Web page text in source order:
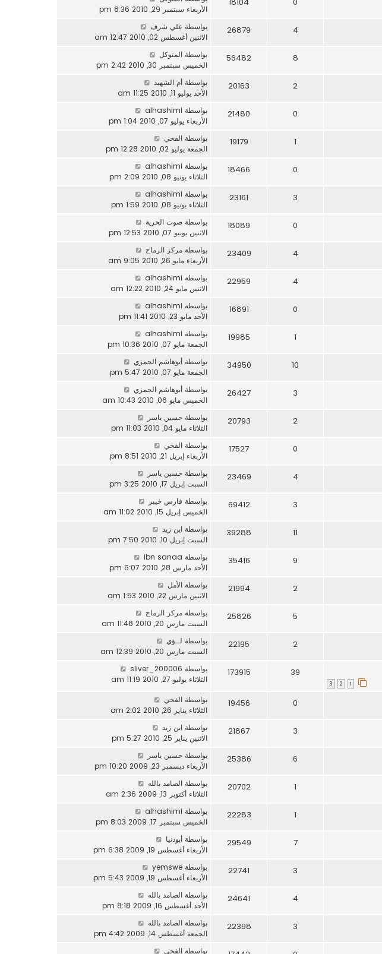
الأربعاء سبتمبر 29, 2010 8:36 pm
4
26879 بواسطة علي شرف
الاثنين أغسطس 02, 2010 12:47 am
8
56482 بواسطة المتوكل
الخميس سبتمبر 30, 2010 2:42 pm
2
20163 بواسطة أم الشهيد
الأحد يوليو 11, 2010 11:25 am
0
21480 بواسطة alhashimi
الأربعاء يوليو 07, 2010 1:04 pm
1
19179 بواسطة الفخي
الجمعة يوليو 02, 2010 12:28 pm
0
18466 بواسطة alhashimi
الثلاثاء يونيو 08, 2010 2:09 pm
3
23161 بواسطة alhashimi
الثلاثاء يونيو 08, 2010 1:59 pm
0
18089 بواسطة صوت الحرية
الاثنين يونيو 07, 2010 12:53 pm
4
23409 بواسطة مركز الرماح
الأربعاء مايو 26, 2010 9:05 am
4
22959 بواسطة alhashimi
الاثنين مايو 24, 2010 12:22 am
0
16891 بواسطة alhashimi
الأحد مايو 23, 2010 11:41 pm
1
19985 بواسطة alhashimi
الجمعة مايو 07, 2010 10:36 pm
10
34950 بواسطة أبوهاشم الحمزي
الجمعة مايو 07, 2010 5:47 pm
3
26427 بواسطة أبوهاشم الحمزي
الخميس مايو 06, 2010 10:43 am
2
20793 بواسطة حسين ياسر
الثلاثاء مايو 04, 2010 11:03 pm
0
17527 بواسطة الفخي
الأربعاء إبريل 21, 2010 8:51 pm
4
23469 بواسطة حسين ياسر
السبت إبريل 17, 2010 3:25 pm
3
69412 بواسطة فارس خيبر
الخميس إبريل 15, 2010 11:02 am
11
39288 بواسطة ابن زيد
السبت إبريل 10, 2010 7:50 pm
9
35416 بواسطة ibn sanaa
الأحد مارس 28, 2010 6:07 pm
2
21994 بواسطة الأمل
الاثنين مارس 22, 2010 1:53 am
5
25826 بواسطة مركز الرماح
السبت مارس 20, 2010 11:48 am
2
22195 بواسطة لــؤي
السبت مارس 20, 2010 12:39 am
1
2
3
39
173915 بواسطة sliver_200006
الثلاثاء يوليو 27, 2010 11:19 am
0
19456 بواسطة الفخي
الثلاثاء يناير 26, 2010 2:02 am
3
21867 بواسطة ابن زيد
الاثنين يناير 25, 2010 5:27 pm
6
25386 بواسطة حسين ياسر
الأربعاء ديسمبر 23, 2009 10:20 pm
1
20702 بواسطة الصامد بالله
الثلاثاء أكتوبر 13, 2009 2:36 am
1
22283 بواسطة alhashimi
الخميس سبتمبر 17, 2009 8:03 pm
7
29549 بواسطة أبودنيا
الأربعاء أغسطس 19, 2009 6:38 pm
3
22741 بواسطة yemswe
الأربعاء أغسطس 19, 2009 5:43 pm
4
24641 بواسطة الصامد بالله
الأحد أغسطس 16, 2009 8:18 pm
3
22398 بواسطة الصامد بالله
الجمعة أغسطس 14, 2009 4:42 pm
بواسطة الفخي